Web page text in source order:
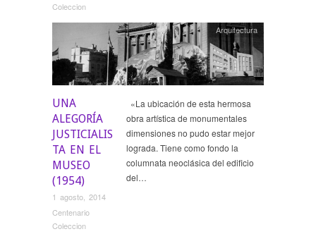
Coleccion
UNA
ALEGORÍA
JUSTICIALIS
TA EN EL
MUSEO
(1954)
1 agosto, 2014
Centenario
Coleccion
Arquitectura
«La ubicación de esta hermosa
obra artística de monumentales
dimensiones no pudo estar mejor
lograda. Tiene como fondo la
columnata neoclásica del edificio
del…